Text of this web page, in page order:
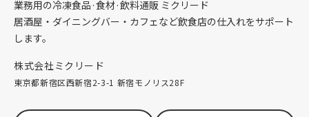
業務用の冷凍食品·食材·飲料通販 ミクリード
居酒屋・ダイニングバー・カフェなど飲食店の仕入れをサポート
します。
株式会社ミクリード
東京都新宿区西新宿2-3-1 新宿モノリス28F